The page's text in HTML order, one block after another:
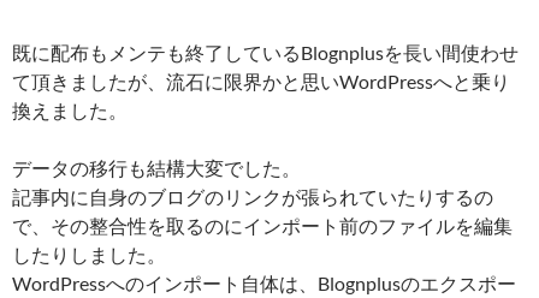
既に配布もメンテも終了しているBlognplusを長い間使わせ
て頂きましたが、流石に限界かと思いWordPressへと乗り
換えました。
データの移行も結構大変でした。
記事内に自身のブログのリンクが張られていたりするの
で、その整合性を取るのにインポート前のファイルを編集
したりしました。
WordPressへのインポート自体は、Blognplusのエクスポー